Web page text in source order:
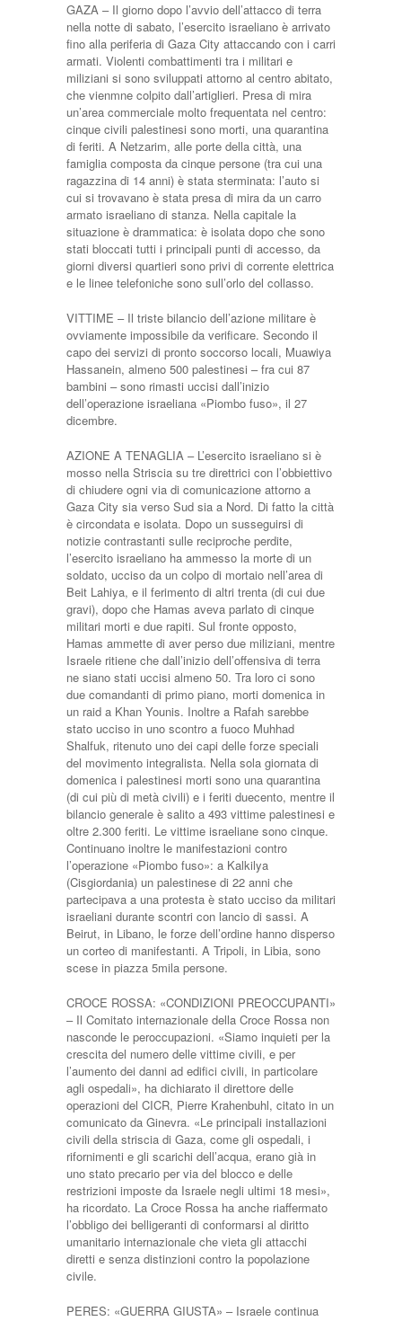
GAZA – Il giorno dopo l’avvio dell’attacco di terra
nella notte di sabato, l’esercito israeliano è arrivato
fino alla periferia di Gaza City attaccando con i carri
armati. Violenti combattimenti tra i militari e
miliziani si sono sviluppati attorno al centro abitato,
che vienmne colpito dall’artiglieri. Presa di mira
un’area commerciale molto frequentata nel centro:
cinque civili palestinesi sono morti, una quarantina
di feriti. A Netzarim, alle porte della città, una
famiglia composta da cinque persone (tra cui una
ragazzina di 14 anni) è stata sterminata: l’auto si
cui si trovavano è stata presa di mira da un carro
armato israeliano di stanza. Nella capitale la
situazione è drammatica: è isolata dopo che sono
stati bloccati tutti i principali punti di accesso, da
giorni diversi quartieri sono privi di corrente elettrica
e le linee telefoniche sono sull’orlo del collasso.
VITTIME – Il triste bilancio dell’azione militare è
ovviamente impossibile da verificare. Secondo il
capo dei servizi di pronto soccorso locali, Muawiya
Hassanein, almeno 500 palestinesi – fra cui 87
bambini – sono rimasti uccisi dall’inizio
dell’operazione israeliana «Piombo fuso», il 27
dicembre.
AZIONE A TENAGLIA – L’esercito israeliano si è
mosso nella Striscia su tre direttrici con l’obbiettivo
di chiudere ogni via di comunicazione attorno a
Gaza City sia verso Sud sia a Nord. Di fatto la città
è circondata e isolata. Dopo un susseguirsi di
notizie contrastanti sulle reciproche perdite,
l’esercito israeliano ha ammesso la morte di un
soldato, ucciso da un colpo di mortaio nell’area di
Beit Lahiya, e il ferimento di altri trenta (di cui due
gravi), dopo che Hamas aveva parlato di cinque
militari morti e due rapiti. Sul fronte opposto,
Hamas ammette di aver perso due miliziani, mentre
Israele ritiene che dall’inizio dell’offensiva di terra
ne siano stati uccisi almeno 50. Tra loro ci sono
due comandanti di primo piano, morti domenica in
un raid a Khan Younis. Inoltre a Rafah sarebbe
stato ucciso in uno scontro a fuoco Muhhad
Shalfuk, ritenuto uno dei capi delle forze speciali
del movimento integralista. Nella sola giornata di
domenica i palestinesi morti sono una quarantina
(di cui più di metà civili) e i feriti duecento, mentre il
bilancio generale è salito a 493 vittime palestinesi e
oltre 2.300 feriti. Le vittime israeliane sono cinque.
Continuano inoltre le manifestazioni contro
l’operazione «Piombo fuso»: a Kalkilya
(Cisgiordania) un palestinese di 22 anni che
partecipava a una protesta è stato ucciso da militari
israeliani durante scontri con lancio di sassi. A
Beirut, in Libano, le forze dell’ordine hanno disperso
un corteo di manifestanti. A Tripoli, in Libia, sono
scese in piazza 5mila persone.
CROCE ROSSA: «CONDIZIONI PREOCCUPANTI»
– Il Comitato internazionale della Croce Rossa non
nasconde le peroccupazioni. «Siamo inquieti per la
crescita del numero delle vittime civili, e per
l’aumento dei danni ad edifici civili, in particolare
agli ospedali», ha dichiarato il direttore delle
operazioni del CICR, Pierre Krahenbuhl, citato in un
comunicato da Ginevra. «Le principali installazioni
civili della striscia di Gaza, come gli ospedali, i
rifornimenti e gli scarichi dell’acqua, erano già in
uno stato precario per via del blocco e delle
restrizioni imposte da Israele negli ultimi 18 mesi»,
ha ricordato. La Croce Rossa ha anche riaffermato
l’obbligo dei belligeranti di conformarsi al diritto
umanitario internazionale che vieta gli attacchi
diretti e senza distinzioni contro la popolazione
civile.
PERES: «GUERRA GIUSTA» – Israele continua